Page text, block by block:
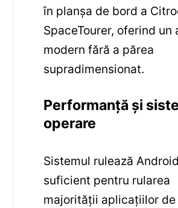
în planșa de bord a
SpaceTourer, oferind un
modern fără a părea
supradimensionat.
Performanță și
operare
Sistemul rulează
suficient pentru rularea
majorității aplicațiilor de